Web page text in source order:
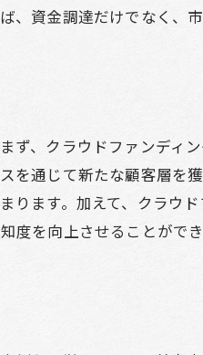
デア
資金調達だけでなく、市
ず、クラウドファンディ
を通じて新たな顧客層を
ります。加えて、クラウ
度を向上させることがで